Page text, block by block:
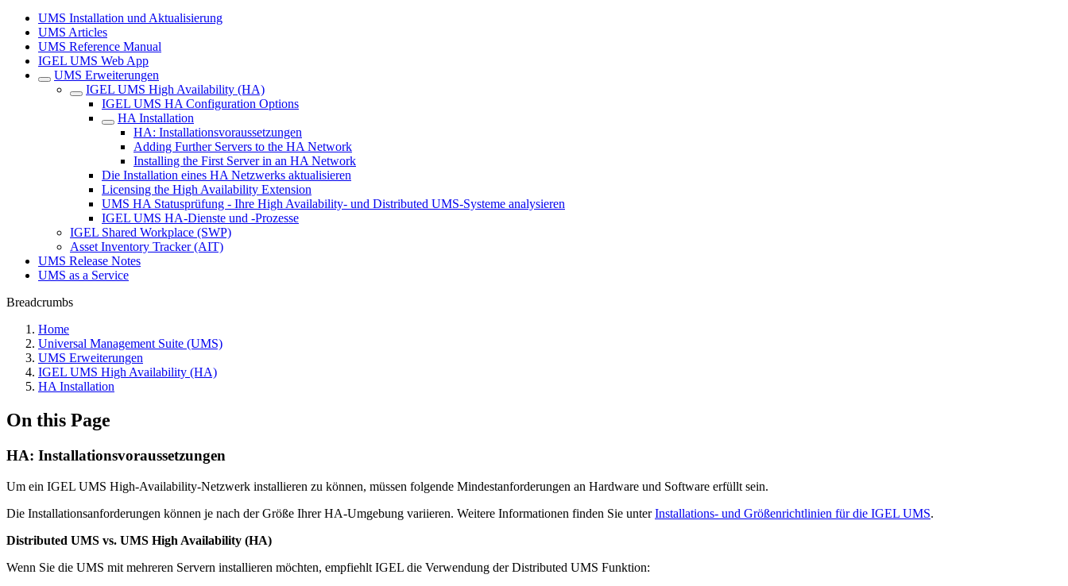
UMS Installation und Aktualisierung
UMS Articles
UMS Reference Manual
IGEL UMS Web App
UMS Erweiterungen
IGEL UMS High Availability (HA)
IGEL UMS HA Configuration Options
HA Installation
HA: Installationsvoraussetzungen
Adding Further Servers to the HA Network
Installing the First Server in an HA Network
Die Installation eines HA Netzwerks aktualisieren
Licensing the High Availability Extension
UMS HA Statusprüfung - Ihre High Availability- und Distributed UMS-Systeme analysieren
IGEL UMS HA-Dienste und -Prozesse
IGEL Shared Workplace (SWP)
Asset Inventory Tracker (AIT)
UMS Release Notes
UMS as a Service
Breadcrumbs
Home
Universal Management Suite (UMS)
UMS Erweiterungen
IGEL UMS High Availability (HA)
HA Installation
On this Page
HA: Installationsvoraussetzungen
Um ein IGEL UMS High-Availability-Netzwerk installieren zu können, müssen folgende Mindestanforderungen an Hardware und Software erfüllt sein.
Die Installationsanforderungen können je nach der Größe Ihrer HA-Umgebung variieren. Weitere Informationen finden Sie unterInstallations- und Größenrichtlinien für die IGEL UMS.
Distributed UMS vs. UMS High Availability (HA)
Wenn Sie die UMS mit mehreren Servern installieren möchten, empfiehlt IGEL die Verwendung der Distributed UMS Funktion: